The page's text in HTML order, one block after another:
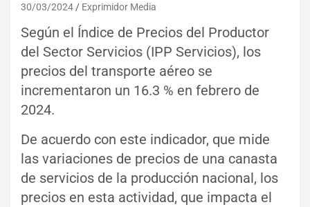
30/03/2024 Exprimidor Media
Según el Índice de Precios del Productor
del Sector Servicios (IPP Servicios), los
precios del transporte aéreo se
incrementaron un 16.3 % en febrero de
2024.
De acuerdo con este indicador, que mide
las variaciones de precios de una canasta
de servicios de la producción nacional, los
precios en esta actividad, que impacta el